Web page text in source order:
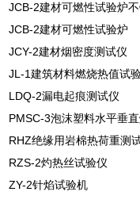
JCB-2建材可燃性试验炉
JCB-2建材可燃性试验炉
JCY-2建材烟密度测试仪
JL-1建筑材料燃烧热值试
LDQ-2漏电起痕测试仪
PMSC-3泡沫塑料水平垂
RHZ绝缘用岩棉热荷重测
RZS-2灼热丝试验仪
ZY-2针焰试验机